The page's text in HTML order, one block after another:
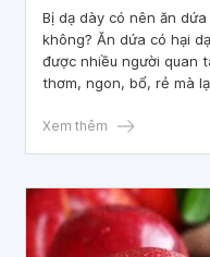
Bị dạ dày có nên ăn
không? Ăn dứa có hại
được nhiều người quan
thơm, ngon, bổ, rẻ mà
Xem thêm